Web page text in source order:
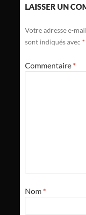
LAISSER UN
Votre adresse e-
sont indiqués avec *
Commentaire *
Nom *